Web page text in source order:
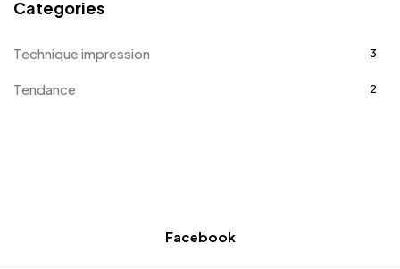
Categories
Technique impression 3
Tendance 2
Facebook